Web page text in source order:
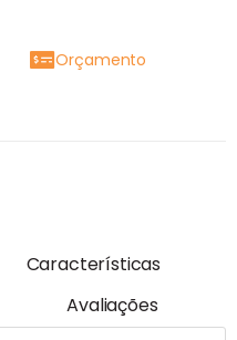
Orçamento
Características
Avaliações